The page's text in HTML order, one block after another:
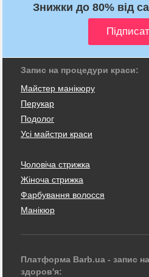
Знижки до 80% від
Запис на процедури краси:
Майстер манікюру
Перукар
Подолог
Усі майстри краси
Чоловіча стрижка
Жіноча стрижка
Фарбування волосся
Манікюр
Платформа Barb.ua - запис
здоров'я: